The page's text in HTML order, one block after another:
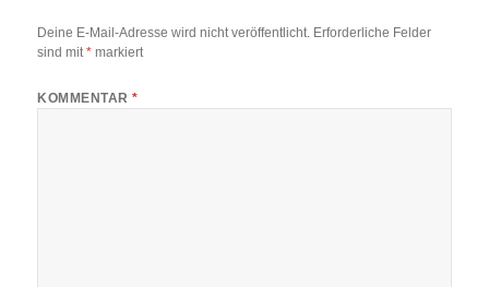
Deine E-Mail-Adresse wird nicht veröffentlicht. Erforderliche Felder
sind mit* markiert
KOMMENTAR*